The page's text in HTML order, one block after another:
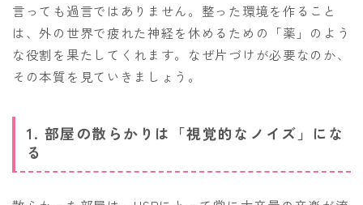
言っても過言ではありません。整った環境を作ること
は、外の世界で疲れた神経を休めるための「薬」のよう
な役割を果たしてくれます。なぜ片づけが必要なのか、
その本質を見ていきましょう。
1. 部屋の散らかりは「視覚的なノイズ」にな
る